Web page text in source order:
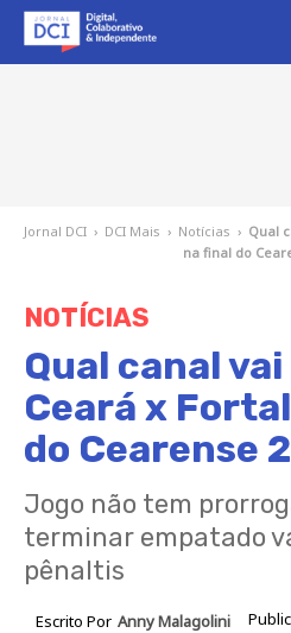
Jornal DCI › DCI Mais › Notícias › Qual
na final do
NOTÍCIAS
Qual canal
Ceará x
do Cearense
Jogo não tem
terminar empatado
pênaltis
Escrito Por Anny Malagolini